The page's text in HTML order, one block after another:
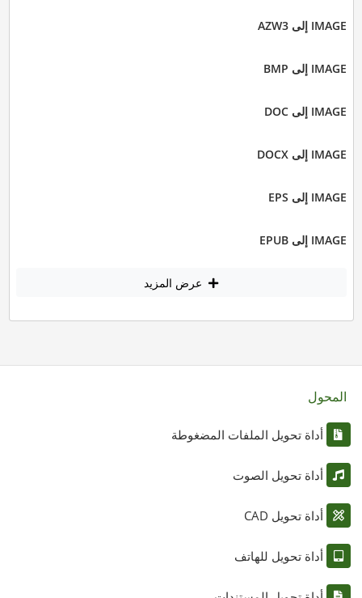
IMAGE إلى AZW3
IMAGE إلى BMP
IMAGE إلى DOC
IMAGE إلى DOCX
IMAGE إلى EPS
IMAGE إلى EPUB
عرض المزيد
المحول
أداة تحويل الملفات المضغوطة
أداة تحويل الصوت
أداة تحويل CAD
أداة تحويل للهاتف